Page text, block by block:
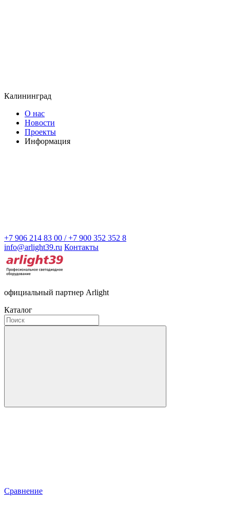
Калининград
О нас
Новости
Проекты
Информация
+7 906 214 83 00 / +7 900 352 352 8
info@arlight39.ru Контакты
официальный партнер Arlight
Каталог
Сравнение